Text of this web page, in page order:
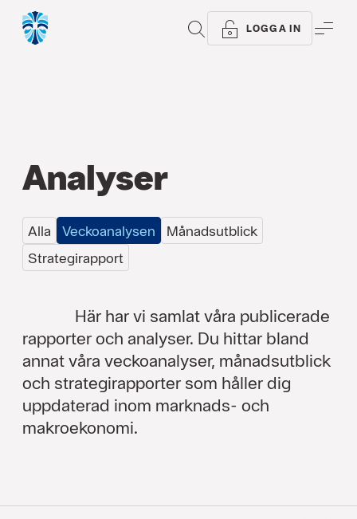
SÖK LOGGA IN
Alla typer Video Analyser
Analyser
Alla Veckoanalysen
Månadsutblick
Strategirapport
Här har vi samlat våra publicerade
rapporter och analyser. Du hittar bland
annat våra veckoanalyser, månadsutblick
och strategirapporter som håller dig
uppdaterad inom marknads- och
makroekonomi.